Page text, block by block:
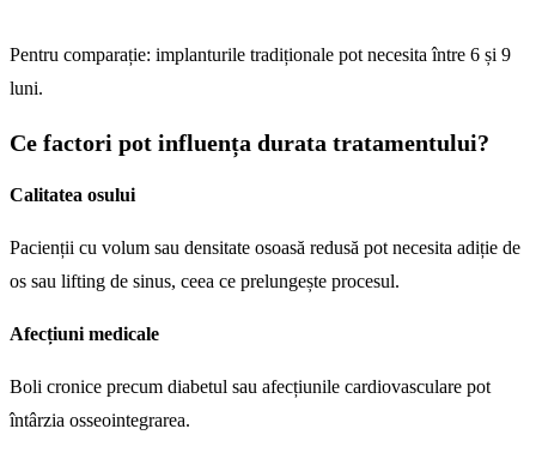
Pentru comparație: implanturile tradiționale pot necesita între 6 și 9
luni.
Ce factori pot influența durata tratamentului?
Calitatea osului
Pacienții cu volum sau densitate osoasă redusă pot necesita adiție de
os sau lifting de sinus, ceea ce prelungește procesul.
Afecțiuni medicale
Boli cronice precum diabetul sau afecțiunile cardiovasculare pot
întârzia osseointegrarea.